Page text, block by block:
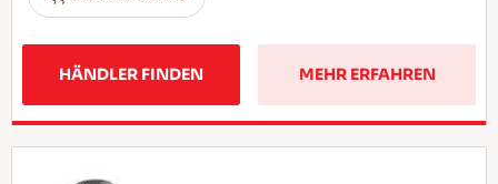
HÄNDLER FINDEN MEHR ERFAHREN